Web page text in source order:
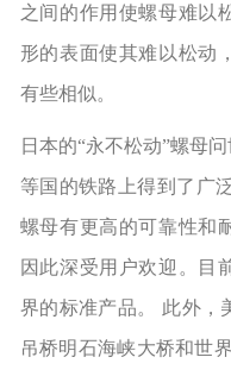
之间的作用使螺母难以
形的表面使其难以松动
有些相似。
日本的“永不松动”螺母
等国的铁路上得到了广
螺母有更高的可靠性和
因此深受用户欢迎。目
界的标准产品。 此外，
吊桥明石海峡大桥和世